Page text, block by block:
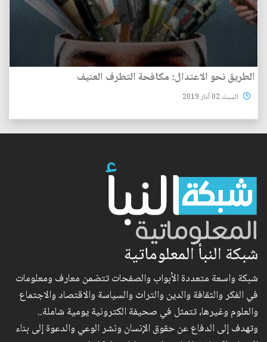
الطريق نحو الاعتدال: مكافحة التطرف العنيف
السبت 02 آذار 2019
شبكة النبأ المعلوماتية
شبكة واسعة متعددة الأبواب والصفحات تتضمن معارف ومعلومات
في الفكر والثقافة والدين والتراث والسياسة والاقتصاد والاجتماع
والعلوم وغيرها، تتمثل في صحيفة الكترونية يومية شاملة..
وتهدف إلى الدفاع عن حقوق الإنسان ونشر الوعي والدعوة إلى بناء